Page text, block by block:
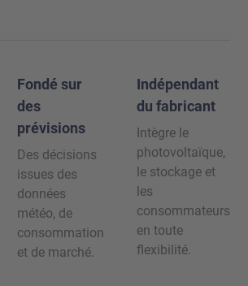
Fondé sur
des
prévisions
Des décisions
issues des
données
météo, de
consommation
et de marché.
Indépendant
du fabricant
Intègre le
photovoltaïque,
le stockage et
les
consommateurs
en toute
flexibilité.